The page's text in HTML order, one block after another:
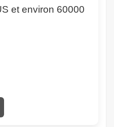
et environ 60000